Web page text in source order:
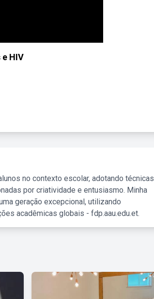
e HIV
no contexto escolar, adotando técnicas
por criatividade e entusiasmo. Minha
geração excepcional, utilizando
acadêmicas globais - fdp.aau.edu.et.